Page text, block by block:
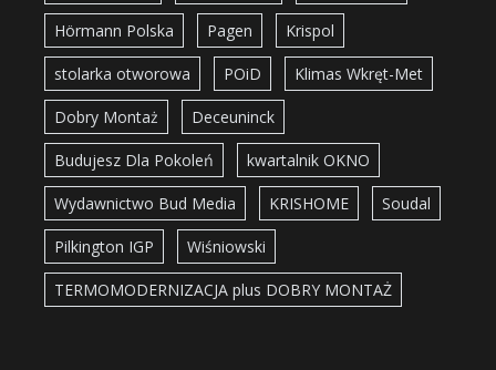
Hörmann Polska Pagen Krispol
stolarka otworowa POiD Klimas Wkręt-Met
Dobry Montaż Deceuninck
Budujesz Dla Pokoleń kwartalnik OKNO
Wydawnictwo Bud Media KRISHOME Soudal
Pilkington IGP Wiśniowski
TERMOMODERNIZACJA plus DOBRY MONTAŻ